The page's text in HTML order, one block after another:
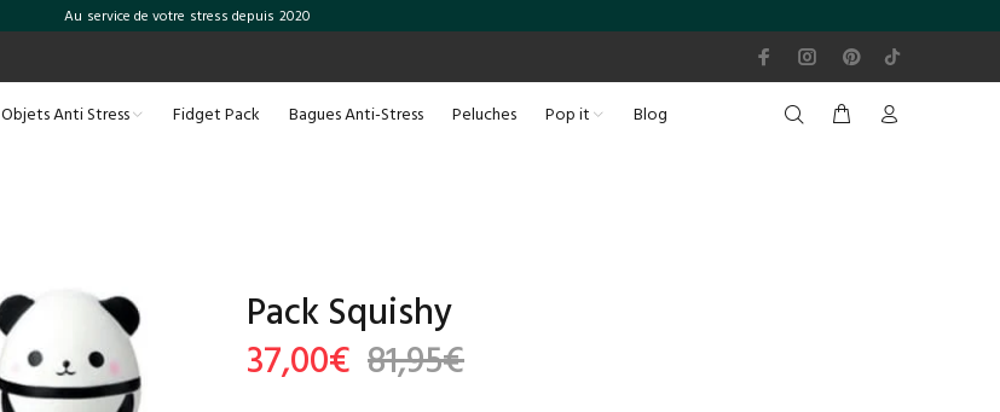
Au service de votre stress depuis 2020
Objets Anti Stress Fidget Pack Bagues Anti-Stress Peluches Pop it Blog
Pack Squishy
37,00€ 81,95€